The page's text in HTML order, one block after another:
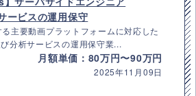
ビスの運用保守
主要動画プラットフォームに対応した
分析サービスの運用保守業...
月額単価：80万円〜90万円
2025年11月09日